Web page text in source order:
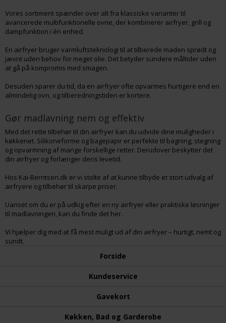
Vores sortiment spænder over alt fra klassiske varianter til
avancerede multifunktionelle ovne, der kombinerer airfryer, grill og
dampfunktion i én enhed.
En airfryer bruger varmluftsteknologi til at tilberede maden sprødt og
jævnt uden behov for meget olie. Det betyder sundere måltider uden
at gå på kompromis med smagen.
Desuden sparer du tid, da en airfryer ofte opvarmes hurtigere end en
almindelig ovn, og tilberedningstiden er kortere.
Gør madlavning nem og effektiv
Med det rette tilbehør til din airfryer kan du udvide dine muligheder i
køkkenet. Silikoneforme og bagepapir er perfekte til bagning, stegning
og opvarmning af mange forskellige retter. Derudover beskytter det
din airfryer og forlænger dens levetid.
Hos Kai-Berntsen.dk er vi stolte af at kunne tilbyde et stort udvalg af
airfryere og tilbehør til skarpe priser.
Uanset om du er på udkig efter en ny airfryer eller praktiske løsninger
til madlavningen, kan du finde det her.
Vi hjælper dig med at få mest muligt ud af din airfryer – hurtigt, nemt og
sundt.
Forside
Kundeservice
Gavekort
Køkken, Bad og Garderobe